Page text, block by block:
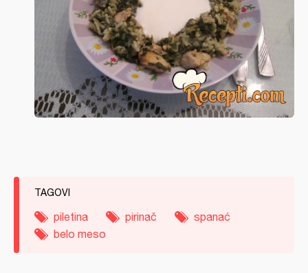
TAGOVI
piletina pirinač
spanać
belo meso